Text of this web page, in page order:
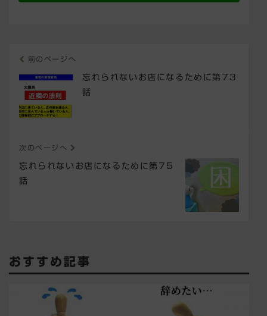
前のページへ
忘れられないお店になるために第73
話
次のページへ
忘れられないお店になるために第75
話
おすすめ記事